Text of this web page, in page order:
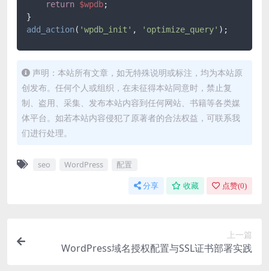
return $wpdb;
add_action( 'wpdb_init' , 'optimize_query'
声明：本站所有文章，如无特殊说明或标注，均为本站原
创发布。任何个人或组织，在未征得本站同意时，禁止复
制、盗用、采集、发布本站内容到任何网站、书籍等各类媒
体平台。如若本站内容侵犯了原著者的合法权益，可联系我
们进行处理。
seo WordPress 配置
分享 收藏 点赞(0)
上一篇
WordPress域名授权配置与SSL证书部署实践